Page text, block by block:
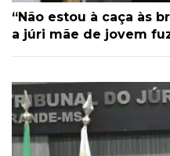
“Não estou à caça às
a júri mãe de jovem